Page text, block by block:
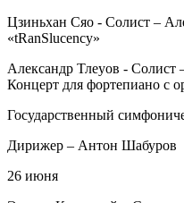
Цзиньхан Сяо ‑ Солист –
«tRanSlucency»
Александр Тлеуов ‑ Солист
Концерт для фортепиано с
Государственный
Дирижер – Антон Шабуров
26 июня